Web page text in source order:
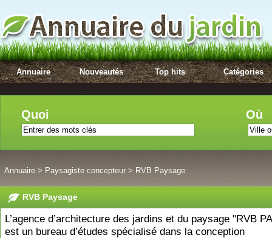
Annuaire Nouveautés Top hits Catégories
Quoi Où
Annuaire > Paysagiste concepteur > RVB Paysage
RVB Paysage
L’agence d’architecture des jardins et du paysage "RVB
est un bureau d’études spécialisé dans la conception